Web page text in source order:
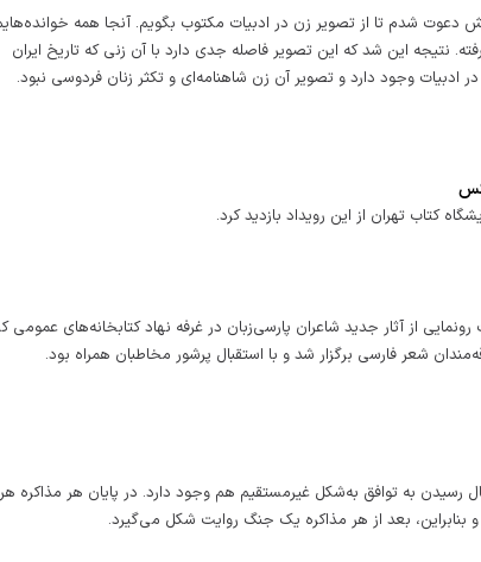
دعوت شدم تا از تصویر زن در ادبیات مکتوب بگویم. آنجا همه
نتیجه این شد که این تصویر فاصله جدی دارد با آن زنی که تاریخ ایران
وجود دارد و تصویر آن زن شاهنامه‌ای و تکثر زنان فردوسی نبود.
کتاب تهران از این رویداد بازدید کرد.
از آثار جدید شاعران پارسی‌زبان در غرفه نهاد کتابخانه‌های عمومی
شعر فارسی برگزار شد و با استقبال پرشور مخاطبان همراه بود.
رسیدن به توافق به‌شکل غیرمستقیم هم وجود دارد. در پایان هر مذاکره
بعد از هر مذاکره یک جنگ روایت شکل می‌گیرد.